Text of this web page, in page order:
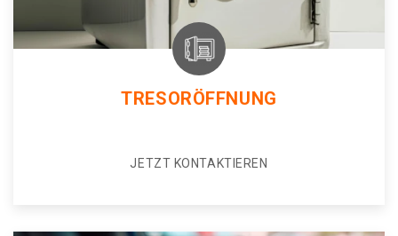
TRESORÖFFNUNG
JETZT KONTAKTIEREN